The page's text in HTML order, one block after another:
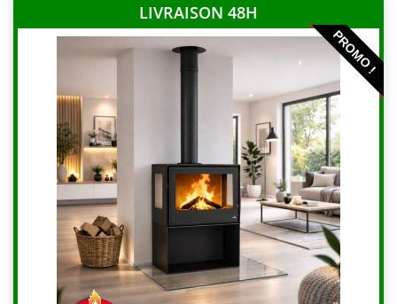
LIVRAISON 48H
PROMO !